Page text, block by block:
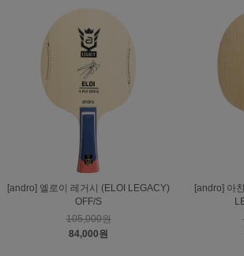
[andro] 엘로이 레거시 (ELOI LEGACY)
OFF/S
105,000원
84,000원
[andro] 아